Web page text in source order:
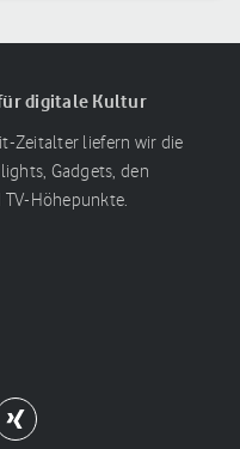
digitale Kultur
Zeitalter liefern wir die
Gadgets, den
TV-Höhepunkte.